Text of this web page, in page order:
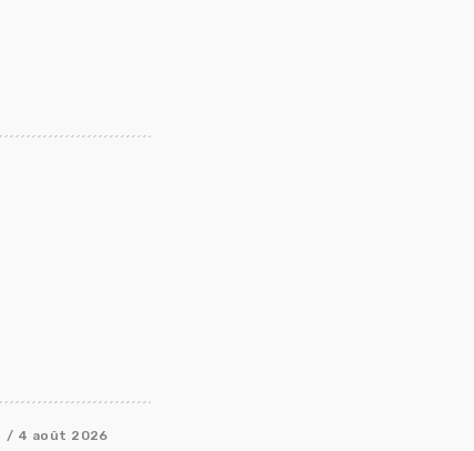
/ 4 août 2026